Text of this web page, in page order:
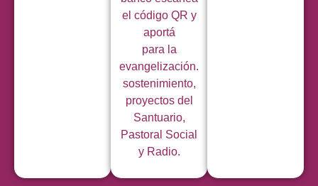
el código QR y
aportá
para la
evangelización.
sostenimiento,
proyectos del
Santuario,
Pastoral Social
y Radio.